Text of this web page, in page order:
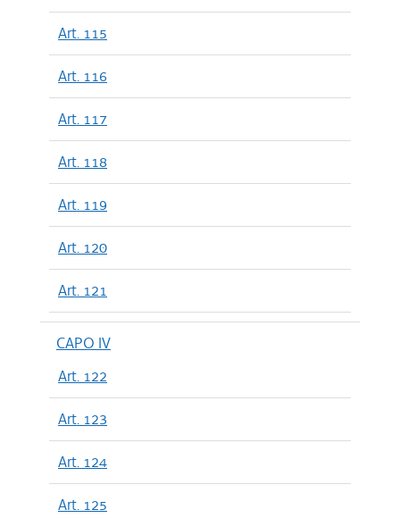
Art. 115
Art. 116
Art. 117
Art. 118
Art. 119
Art. 120
Art. 121
CAPO IV
Art. 122
Art. 123
Art. 124
Art. 125